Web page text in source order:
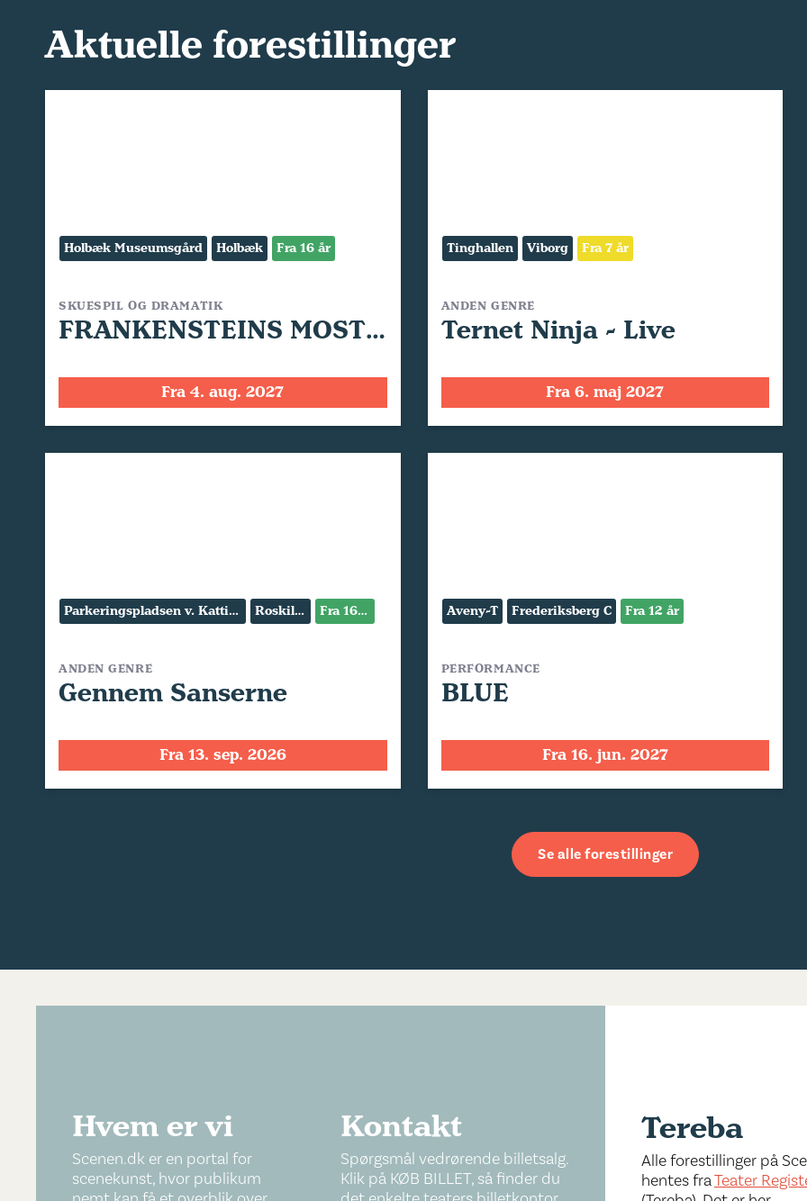
Aktuelle forestillinger
Holbæk Museumsgård Holbæk Fra 16 år
SKUESPIL OG DRAMATIK
FRANKENSTEINS MOSTER
Fra 4. aug. 2027
Tinghallen Viborg Fra 7 år
ANDEN GENRE
Ternet Ninja - Live
Fra 6. maj 2027
Parkeringspladsen v. Kattinge Værk Roskilde Fra 16 år
ANDEN GENRE
Gennem Sanserne
Fra 13. sep. 2026
Aveny-T Frederiksberg C Fra 12 år
PERFORMANCE
BLUE
Fra 16. jun. 2027
Se alle forestillinger
Hvem er vi
Scenen.dk er en portal for
scenekunst, hvor publikum
Kontakt
Spørgsmål vedrørende billetsalg.
Klik på KØB BILLET, så finder du
Tereba
Alle forestillinger på
hentes fraTeater